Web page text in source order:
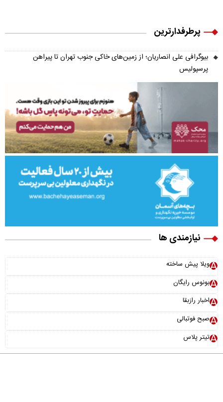
پرطرفدارترین
بیوگرافی علی انصاریان؛ از زمین‌های خاکی جنوب تهران تا پیراهن
پرسپولیس
نیازمندی ها
ویلا پیش ساخته
بونوس رایگان
اخبار رازبقا
صبح فوتبالی
تیتر پلاس